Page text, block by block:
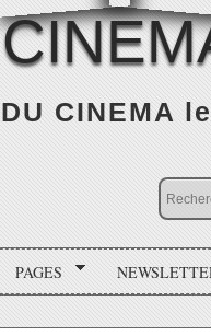
DU
PAGES